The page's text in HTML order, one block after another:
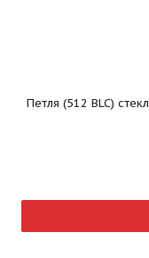
Петля (512 BLC)